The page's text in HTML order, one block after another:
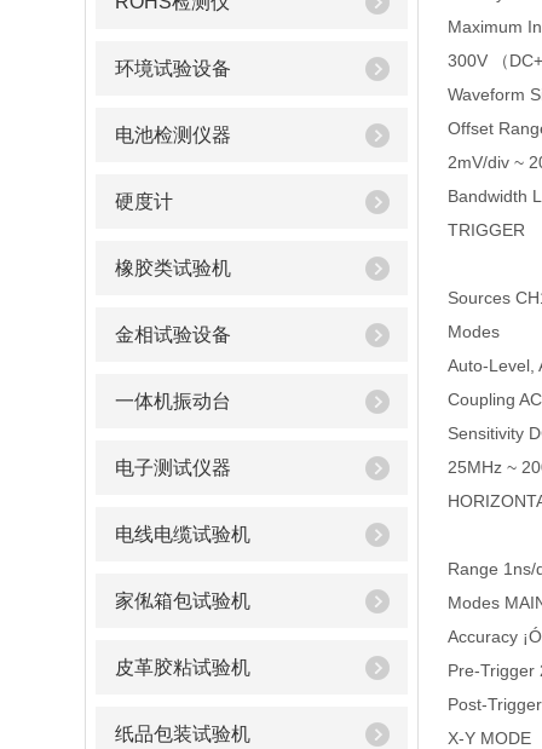
环境试验设备
电池检测仪器
硬度计
橡胶类试验机
金相试验设备
一体机振动台
电子测试仪器
电线电缆试验机
家俬箱包试验机
皮革胶粘试验机
纸品包装试验机
Maximum
300V （
Waveform
Offset
2mV/div ~
Bandwidth
TRIGGER
Sources
Modes
Auto-Level,
Coupling
Sensitivity
25MHz ~
Range 1ns/
Modes
Accuracy
Pre-Trigger
Post-
X-Y MODE